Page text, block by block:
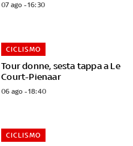
07 ago - 16:30
Tour donne, sesta tappa a Le
Court-Pienaar
CICLISMO
06 ago - 18:40
CICLISMO